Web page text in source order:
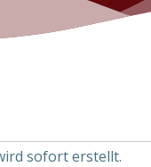
sofort erstellt.